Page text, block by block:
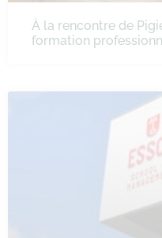
À la rencontre de
formation